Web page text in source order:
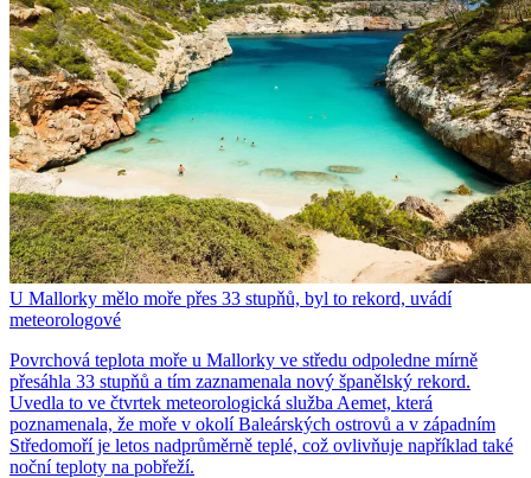
U Mallorky mělo moře přes 33 stupňů, byl to rekord, uvádí
meteorologové
Povrchová teplota moře u Mallorky ve středu odpoledne mírně
přesáhla 33 stupňů a tím zaznamenala nový španělský rekord.
Uvedla to ve čtvrtek meteorologická služba Aemet, která
poznamenala, že moře v okolí Baleárských ostrovů a v západním
Středomoří je letos nadprůměrně teplé, což ovlivňuje například také
noční teploty na pobřeží.